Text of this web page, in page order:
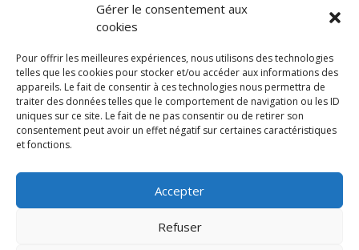
Gérer le consentement aux
cookies
Pour offrir les meilleures expériences, nous utilisons des technologies
telles que les cookies pour stocker et/ou accéder aux informations des
appareils. Le fait de consentir à ces technologies nous permettra de
traiter des données telles que le comportement de navigation ou les ID
uniques sur ce site. Le fait de ne pas consentir ou de retirer son
consentement peut avoir un effet négatif sur certaines caractéristiques
et fonctions.
Accepter
Refuser
ecretariat@gb2a.fr
Nos bureaux
Caen • Paris • Marseille Lyon• Nancy • Lille •Bordeaux •
International
Politique de confidentialité